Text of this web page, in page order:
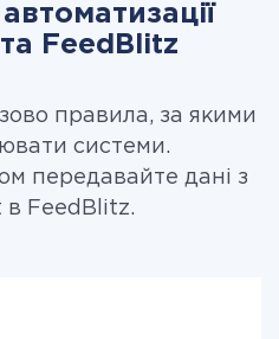
FeedBlitz
правила, за якими
системи.
передавайте дані з
FeedBlitz.